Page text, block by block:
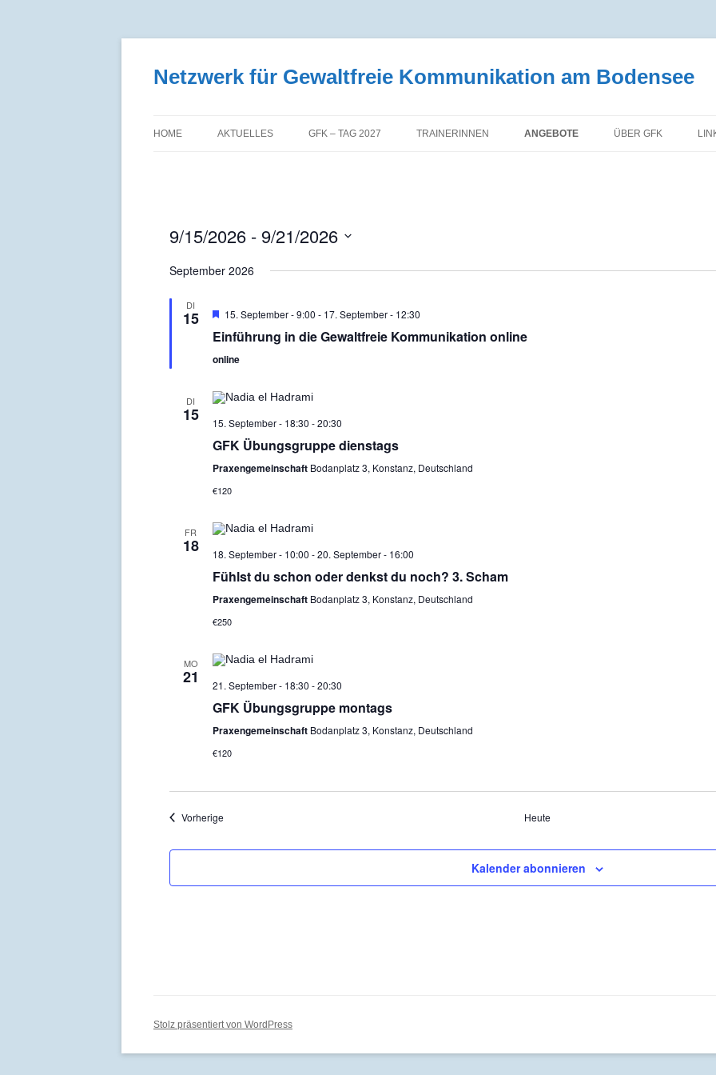
Netzwerk für Gewaltfreie Kommunikation am Bodensee
HOME AKTUELLES GFK – TAG 2027 TRAINERINNEN ANGEBOTE ÜBER GFK
9/15/2026 - 9/21/2026
wählen.
September 2026
DI
15 Empfohlen
15. September - 9:00 - 17. September - 12:30
Einführung in die Gewaltfreie Kommunikation online
online
DI
15 15. September - 18:30 -20:30
GFK Übungsgruppe dienstags
Praxengemeinschaft Bodanplatz 3, Konstanz, Deutschland
€120
FR
18 18. September - 10:00 -20. September - 16:00
Fühlst du schon oder denkst du noch? 3. Scham
Praxengemeinschaft Bodanplatz 3, Konstanz, Deutschland
€250
MO
21 21. September - 18:30 -20:30
GFK Übungsgruppe montags
Praxengemeinschaft Bodanplatz 3, Konstanz, Deutschland
€120
VorherigeVeranstaltungen Heute
Kalender abonnieren
Stolz präsentiert von WordPress